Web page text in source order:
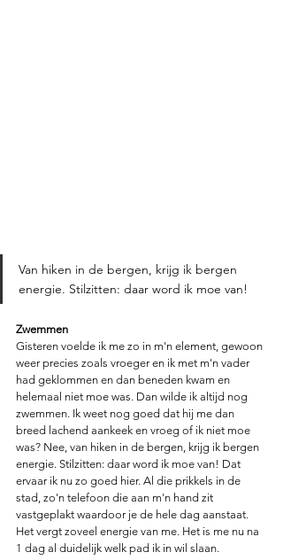
Van hiken in de bergen, krijg ik bergen
energie. Stilzitten: daar word ik moe van!
Zwemmen
Gisteren voelde ik me zo in m'n element, gewoon
weer precies zoals vroeger en ik met m'n vader
had geklommen en dan beneden kwam en
helemaal niet moe was. Dan wilde ik altijd nog
zwemmen. Ik weet nog goed dat hij me dan
breed lachend aankeek en vroeg of ik niet moe
was? Nee, van hiken in de bergen, krijg ik bergen
energie. Stilzitten: daar word ik moe van! Dat
ervaar ik nu zo goed hier. Al die prikkels in de
stad, zo'n telefoon die aan m'n hand zit
vastgeplakt waardoor je de hele dag aanstaat.
Het vergt zoveel energie van me. Het is me nu na
1 dag al duidelijk welk pad ik in wil slaan.